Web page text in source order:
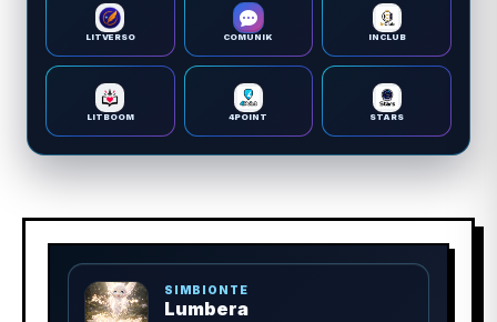
LITVERSO COMUNIK INCLUB
LITBOOM 4POINT STARS
SIMBIONTE
Lumbera